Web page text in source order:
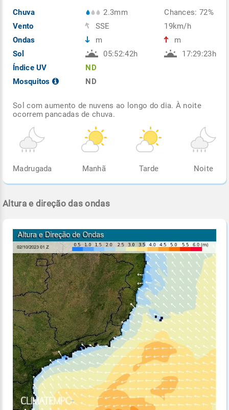
Chuva
Vento
Ondas
Sol
Índice UV
Mosquitos
2.3mm
SSE
m
05:52:42h
ND
ND
Chances: 72%
19km/h
m
17:29:23h
Sol com aumento de nuvens ao longo do dia. À noite
ocorrem pancadas de chuva.
Madrugada Manhã Tarde Noite
Altura e direção das ondas